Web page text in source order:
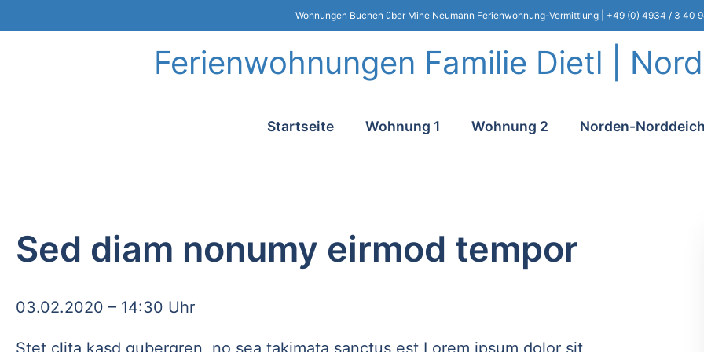
Wohnungen Buchen über Mine Neumann Ferienwohnung-Vermittlung | +49 (0) 4934 / 3 40
Ferienwohnungen Familie Dietl |
Navigation
Startseite Wohnung 1 Wohnung 2 Norden-Norddeich
Sed diam nonumy eirmod tempor
03.02.2020 – 14:30 Uhr
Stet clita kasd gubergren, no sea takimata sanctus est Lorem ipsum dolor sit